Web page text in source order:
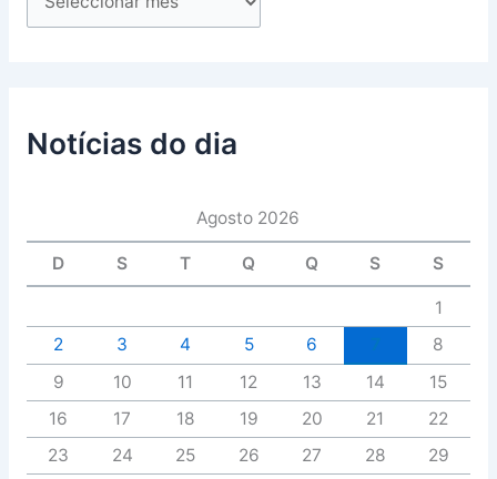
Notícias do dia
Agosto 2026
D S T Q Q S S
1
2
3 4 5 6
8
9
10 11 12 13 14
15
16
17 18 19 20 21
22
23
24 25 26 27 28
29